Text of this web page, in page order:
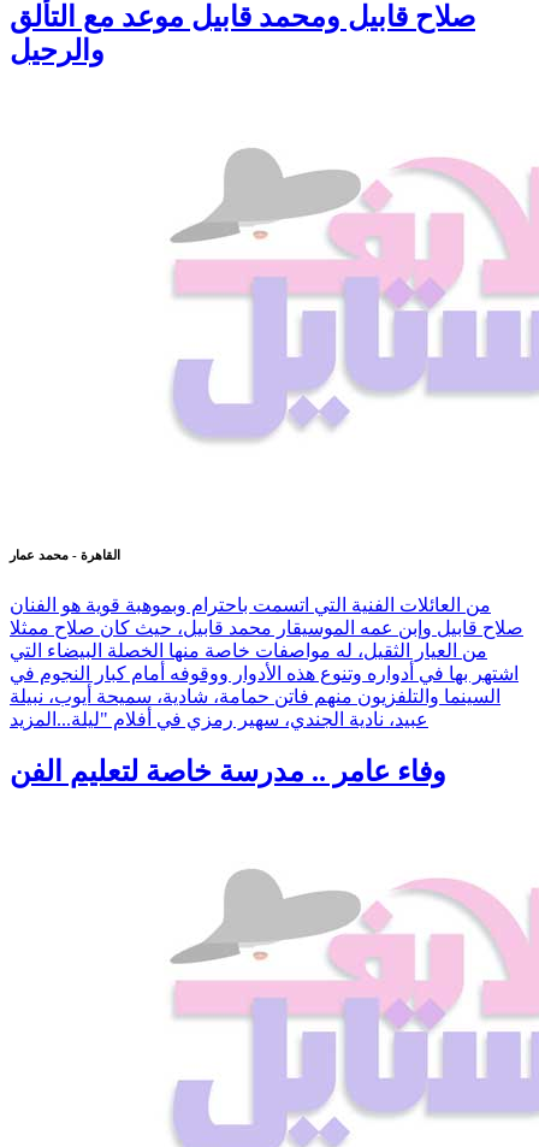
صلاح قابيل ومحمد قابيل موعد مع التألق
والرحيل
القاهرة - محمد عمار
من العائلات الفنية التي اتسمت باحترام وبموهبة قوية هو الفنان
صلاح قابيل وإبن عمه الموسيقار محمد قابيل، حيث كان صلاح ممثلا
من العيار الثقيل، له مواصفات خاصة منها الخصلة البيضاء التي
اشتهر بها في أدواره وتنوع هذه الأدوار ووقوفه أمام كبار النجوم في
السينما والتلفزيون منهم فاتن حمامة، شادية، سميحة أيوب، نبيلة
عبيد، نادية الجندي، سهير رمزي في أفلام "ليلة... المزيد
وفاء عامر .. مدرسة خاصة لتعليم الفن